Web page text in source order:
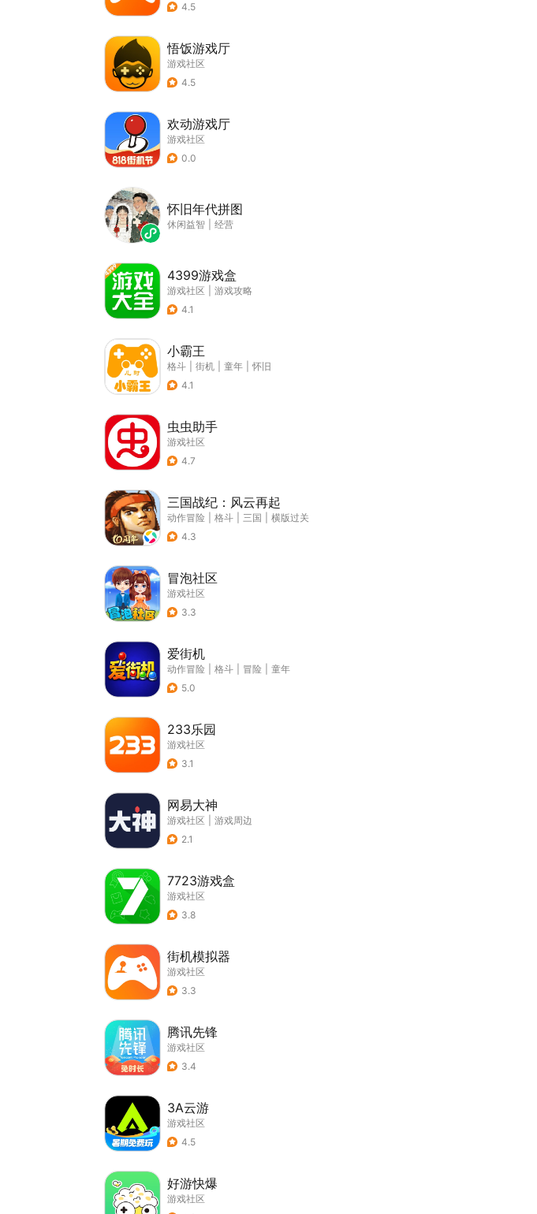
4.5
悟饭游戏厅
游戏社区
4.5
欢动游戏厅
游戏社区
0.0
怀旧年代拼图
休闲益智 经营
4399游戏盒
游戏社区
游戏攻略
4.1
小霸王
格斗 街机 童年
怀旧
4.1
虫虫助手
游戏社区
4.7
三国战纪：风云再起
动作冒险 格斗 三国
横版过关
4.3
冒泡社区
游戏社区
3.3
爱街机
动作冒险 格斗 冒险
童年
5.0
233乐园
游戏社区
3.1
网易大神
游戏社区
游戏周边
2.1
7723游戏盒
游戏社区
3.8
街机模拟器
游戏社区
3.3
腾讯先锋
游戏社区
3.4
3A云游
游戏社区
4.5
好游快爆
游戏社区